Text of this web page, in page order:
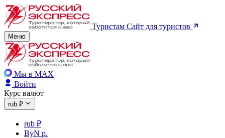
Туристам Сайт для туристов
Меню
Мы в MAX
Войти
Курс валют
rub ₽
rub ₽
ByN р.